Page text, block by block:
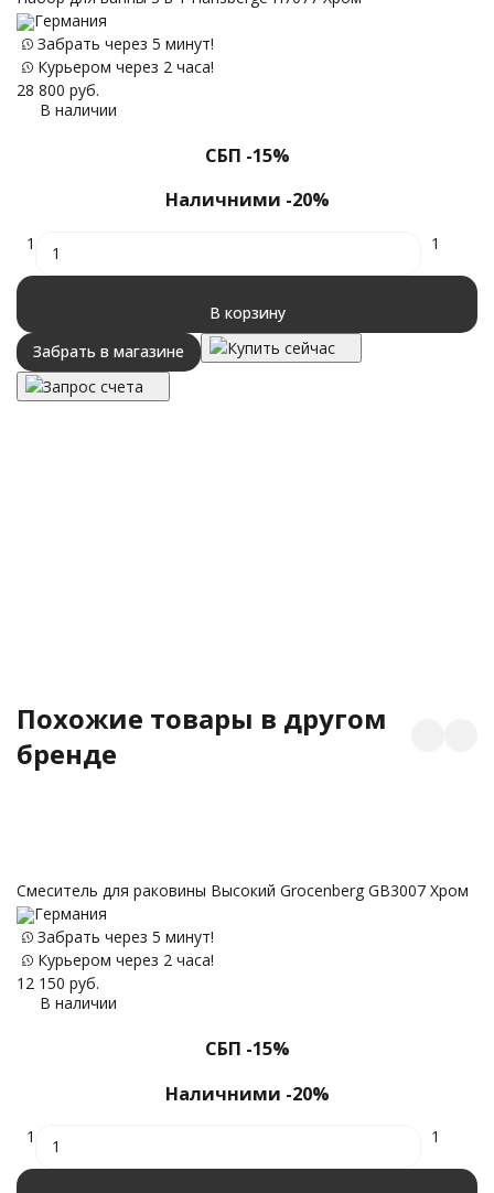
Германия
Забрать через 5 минут!
Курьером через 2 часа!
28 800 руб.
В наличии
СБП -15%
Наличними -20%
1 1
В корзину
Забрать в магазине
Купить сейчас
Запрос счета
Похожие товары в другом
бренде
Cмеситель для раковины Высокий Grocenberg GB3007 Хром
Германия
Забрать через 5 минут!
Курьером через 2 часа!
12 150 руб.
В наличии
СБП -15%
Наличними -20%
1 1